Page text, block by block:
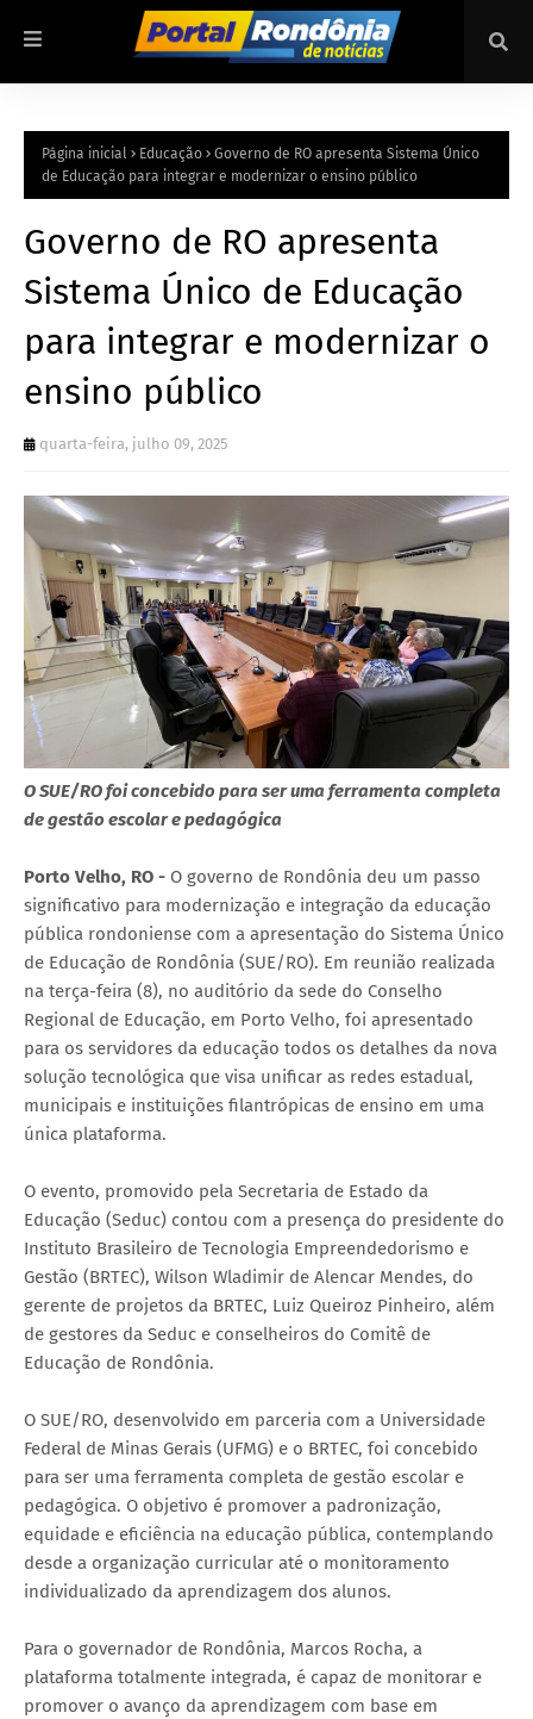
Página inicial Educação
Governo de RO apresenta Sistema Único
de Educação para integrar e modernizar o ensino público
Governo de RO apresenta
Sistema Único de Educação
para integrar e modernizar o
ensino público
quarta-feira, julho 09, 2025
O SUE/RO foi concebido para ser uma ferramenta completa
de gestão escolar e pedagógica
Porto Velho, RO - O governo de Rondônia deu um passo
significativo para modernização e integração da educação
pública rondoniense com a apresentação do Sistema Único
de Educação de Rondônia (SUE/RO). Em reunião realizada
na terça-feira (8), no auditório da sede do Conselho
Regional de Educação, em Porto Velho, foi apresentado
para os servidores da educação todos os detalhes da nova
solução tecnológica que visa unificar as redes estadual,
municipais e instituições filantrópicas de ensino em uma
única plataforma.
O evento, promovido pela Secretaria de Estado da
Educação (Seduc) contou com a presença do presidente do
Instituto Brasileiro de Tecnologia Empreendedorismo e
Gestão (BRTEC), Wilson Wladimir de Alencar Mendes, do
gerente de projetos da BRTEC, Luiz Queiroz Pinheiro, além
de gestores da Seduc e conselheiros do Comitê de
Educação de Rondônia.
O SUE/RO, desenvolvido em parceria com a Universidade
Federal de Minas Gerais (UFMG) e o BRTEC, foi concebido
para ser uma ferramenta completa de gestão escolar e
pedagógica. O objetivo é promover a padronização,
equidade e eficiência na educação pública, contemplando
desde a organização curricular até o monitoramento
individualizado da aprendizagem dos alunos.
Para o governador de Rondônia, Marcos Rocha, a
plataforma totalmente integrada, é capaz de monitorar e
promover o avanço da aprendizagem com base em